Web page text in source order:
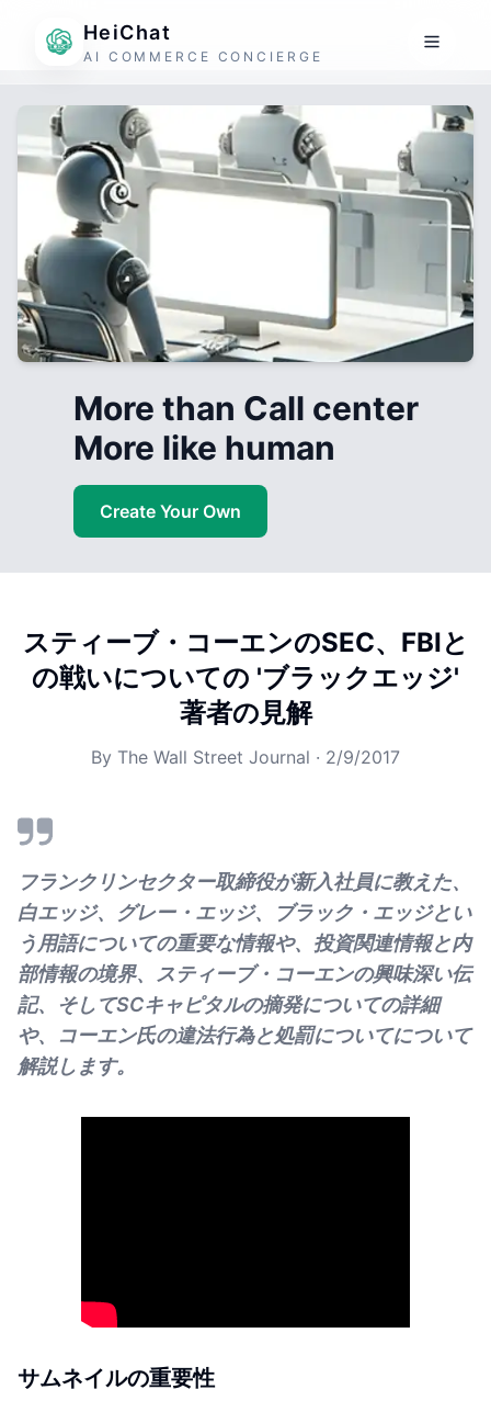
HeiChat
AI COMMERCE CONCIERGE
More than Call center
More like human
Create Your Own
スティーブ・コーエンのSEC、FBIと
の戦いについての 'ブラックエッジ'
著者の見解
By The Wall Street Journal · 2/9/2017
フランクリンセクター取締役が新入社員に教えた、
白エッジ、グレー・エッジ、ブラック・エッジとい
う用語についての重要な情報や、投資関連情報と内
部情報の境界、スティーブ・コーエンの興味深い伝
記、そしてSCキャピタルの摘発についての詳細
や、コーエン氏の違法行為と処罰についてについて
解説します。
サムネイルの重要性